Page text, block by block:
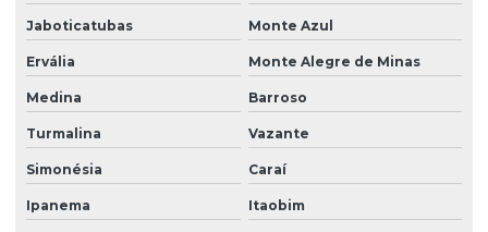
Jaboticatubas Monte Azul
Ervália Monte Alegre de Minas
Medina Barroso
Turmalina Vazante
Simonésia Caraí
Ipanema Itaobim